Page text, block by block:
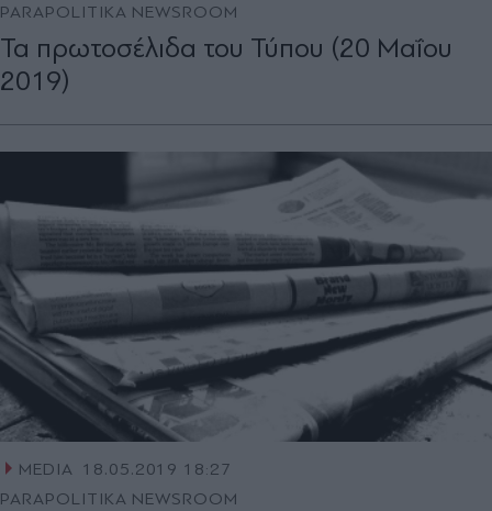
PARAPOLITIKA NEWSROOM
Τα πρωτοσέλιδα του Τύπου (20 Μαΐου
2019)
MEDIA 18.05.2019 18:27
PARAPOLITIKA NEWSROOM